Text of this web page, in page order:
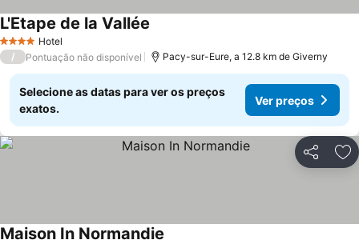
4 EstrelasHotel
L'Etape de la Vallée
/ Pontuação não disponível Pacy-sur-Eure, a 12.8 km de Giverny
Selecione as datas para ver os preços
exatos.
Ver preços
Partilhar
Maison In Normandie